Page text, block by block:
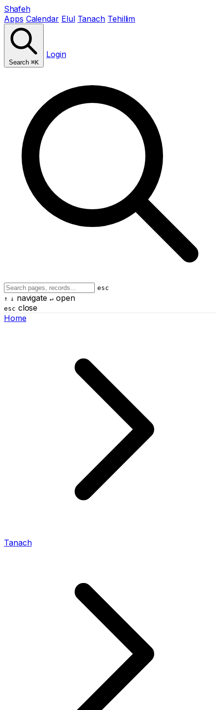
Shafeh
Apps Calendar Elul Tanach Tehillim
Search ⌘K
Login
esc
↑ ↓ navigate ↵open
esc close
Home
Tanach